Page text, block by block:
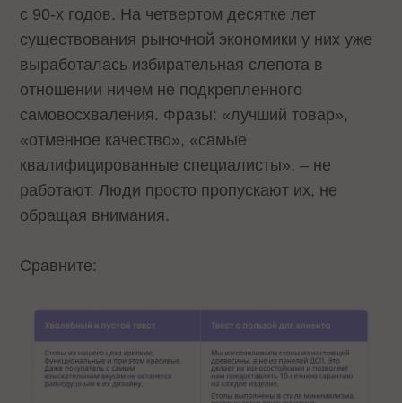
с 90-х годов. На четвертом десятке лет
существования рыночной экономики у них уже
выработалась избирательная слепота в
отношении ничем не подкрепленного
самовосхваления. Фразы: «лучший товар»,
«отменное качество», «самые
квалифицированные специалисты», – не
работают. Люди просто пропускают их, не
обращая внимания.
Сравните: